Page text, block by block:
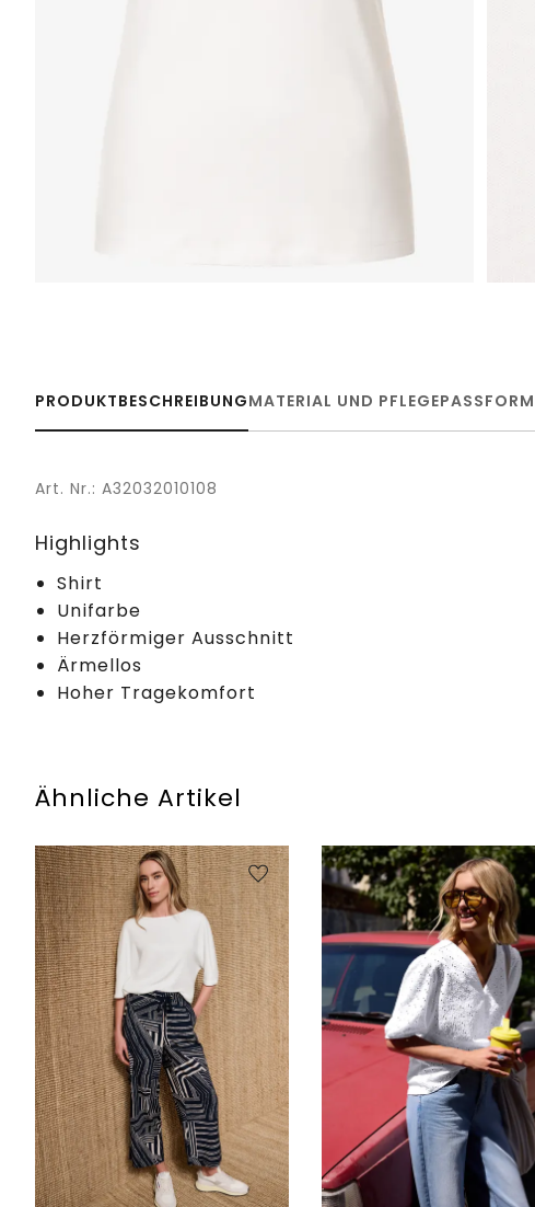
PRODUKTBESCHREIBUNGMATERIAL UND PFLEGEPASSFORM
Art. Nr.: A32032010108
Highlights
Shirt
Unifarbe
Herzförmiger Ausschnitt
Ärmellos
Hoher Tragekomfort
Ähnliche Artikel